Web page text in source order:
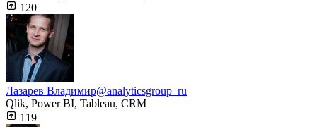
120
Лазарев Владимир@analyticsgroup_ru
Qlik, Power BI, Tableau, CRM
119